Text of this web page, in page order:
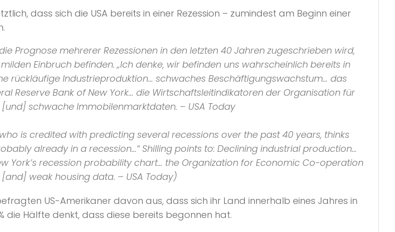
dass sich die USA bereits in einer Rezession – zumindest am Beginn einer
Prognose mehrerer Rezessionen in den letzten 40 Jahren zugeschrieben wird,
Einbruch befinden.„Ich denke, wir befinden uns wahrscheinlich bereits in
rückläufige Industrieproduktion… schwaches Beschäftigungswachstum… das
Reserve Bank of New York… die Wirtschaftsleitindikatoren der Organisation für
schwache Immobilenmarktdaten. – USA Today
is credited with predicting several recessions over the past 40 years, thinks
already in a recession…“Shilling points to: Declining industrial production…
York’s recession probability chart… the Organization for Economic Co-operation
weak housing data. – USA Today)
US-Amerikaner davon aus, dass sich ihr Land innerhalb eines Jahres in
die Hälfte denkt, dass diese bereits begonnen hat.